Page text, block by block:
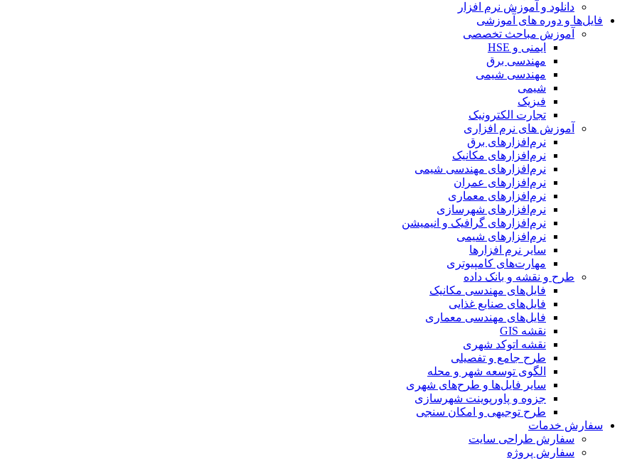
دانلود و آموزش نرم افزار
فایل‌ها و دوره های آموزشی
آموزش مباحث تخصصی
ایمنی و HSE
مهندسی برق
مهندسی شیمی
شیمی
فیزیک
تجارت الکترونیک
آموزش های نرم افزاری
نرم‌افزارهای برق
نرم‌افزارهای مکانیک
نرم‌افزارهای مهندسی شیمی
نرم‌افزارهای عمران
نرم‌افزارهای معماری
نرم‌افزارهای شهرسازی
نرم‌افزارهای گرافیک و انیمیشن
نرم‌افزارهای شیمی
سایر نرم افزارها
مهارت‌های کامپیوتری
طرح و نقشه و بانک داده
فایل‌های مهندسی مکانیک
فایل‌های صنایع غذایی
فایل‌های مهندسی معماری
نقشه GIS
نقشه اتوکد شهری
طرح جامع و تفصیلی
الگوی توسعه شهر و محله
سایر فایل‌ها و طرح‌های شهری
جزوه و پاورپوینت شهرسازی
طرح توجیهی و امکان سنجی
سفارش خدمات
سفارش طراحی سایت
سفارش پروژه